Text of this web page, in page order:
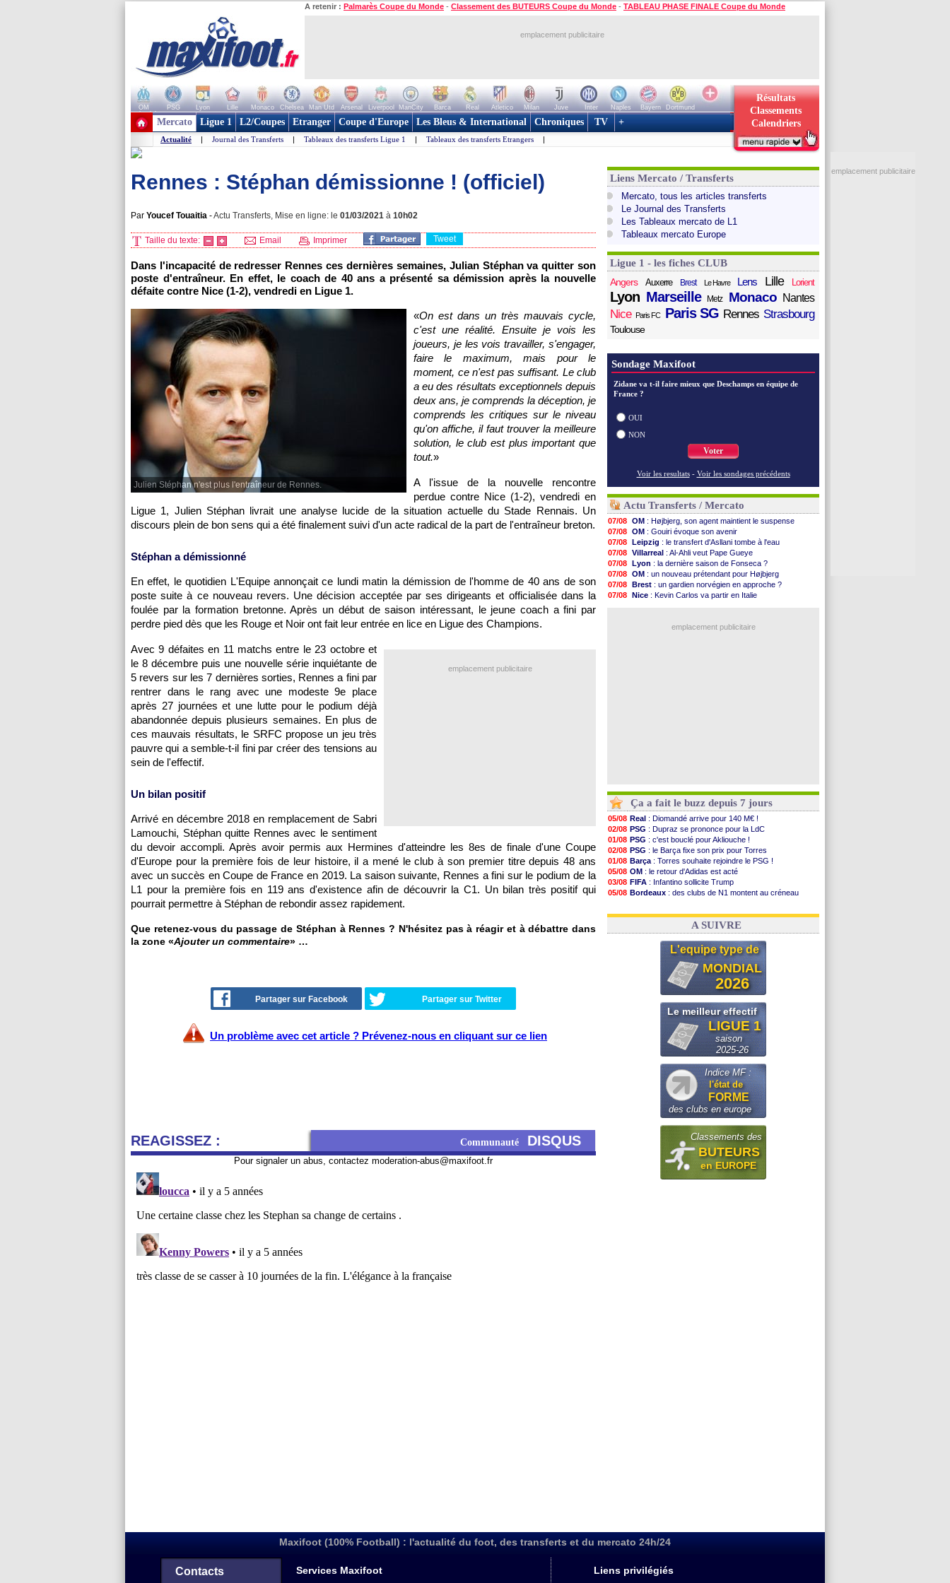
A retenir : Palmarès Coupe du Monde - Classement des BUTEURS Coupe du Monde - TABLEAU PHASE FINALE Coupe du Monde
emplacement publicitaire
OM PSG Lyon Lille Monaco Chelsea Man Utd Arsenal Liverpool ManCity Barca Real Atletico Milan Juve Inter Naples Bayern
Dortmund
+ de clubs
Résultats
Classements
Calendriers
Mercato Ligue 1 L2/Coupes Etranger Coupe d'Europe Les Bleus & International Chroniques TV +
Actualité | Journal des Transferts | Tableaux des transferts Ligue 1 | Tableaux des transferts Etrangers |
Rennes : Stéphan démissionne ! (officiel)
Par Youcef Touaitia -Actu Transferts, Mise en ligne: le 01/03/2021 à 10h02
Taille du texte: Email Imprimer Tweet
Dans l'incapacité de redresser Rennes ces dernières semaines, Julian Stéphan va quitter son
poste d'entraîneur. En effet, le coach de 40 ans a présenté sa démission après la nouvelle
défaite contre Nice (1-2), vendredi en Ligue 1.
Julien Stéphan n'est plus l'entraîneur de Rennes.
«On est dans un très mauvais cycle,
c'est une réalité. Ensuite je vois les
joueurs, je les vois travailler, s'engager,
faire le maximum, mais pour le
moment, ce n'est pas suffisant. Le club
a eu des résultats exceptionnels depuis
deux ans, je comprends la déception, je
comprends les critiques sur le niveau
qu'on affiche, il faut trouver la meilleure
solution, le club est plus important que
tout.»
A l'issue de la nouvelle rencontre
perdue contre Nice (1-2), vendredi en
Ligue 1, Julien Stéphan livrait une analyse lucide de la situation actuelle du Stade Rennais. Un
discours plein de bon sens qui a été finalement suivi d'un acte radical de la part de l'entraîneur breton.
Stéphan a démissionné
En effet, le quotidien L'Equipe annonçait ce lundi matin la démission de l'homme de 40 ans de son
poste suite à ce nouveau revers. Une décision acceptée par ses dirigeants et officialisée dans la
foulée par la formation bretonne. Après un début de saison intéressant, le jeune coach a fini par
perdre pied dès que les Rouge et Noir ont fait leur entrée en lice en Ligue des Champions.
emplacement publicitaire
Avec 9 défaites en 11 matchs entre le 23 octobre et
le 8 décembre puis une nouvelle série inquiétante de
5 revers sur les 7 dernières sorties, Rennes a fini par
rentrer dans le rang avec une modeste 9e place
après 27 journées et une lutte pour le podium déjà
abandonnée depuis plusieurs semaines. En plus de
ces mauvais résultats, le SRFC propose un jeu très
pauvre qui a semble-t-il fini par créer des tensions au
sein de l'effectif.
Un bilan positif
Arrivé en décembre 2018 en remplacement de Sabri
Lamouchi, Stéphan quitte Rennes avec le sentiment
du devoir accompli. Après avoir permis aux Hermines d'atteindre les 8es de finale d'une Coupe
d'Europe pour la première fois de leur histoire, il a mené le club à son premier titre depuis 48 ans
avec un succès en Coupe de France en 2019. La saison suivante, Rennes a fini sur le podium de la
L1 pour la première fois en 119 ans d'existence afin de découvrir la C1. Un bilan très positif qui
pourrait permettre à Stéphan de rebondir assez rapidement.
Que retenez-vous du passage de Stéphan à Rennes ? N'hésitez pas à réagir et à débattre dans
la zone «Ajouter un commentaire» …
Partager sur Facebook Partager sur Twitter
Un problème avec cet article ? Prévenez-nous en cliquant sur ce lien
REAGISSEZ : Communauté DISQUS
Pour signaler un abus, contactez moderation-abus@maxifoot.fr
Liens Mercato / Transferts
Mercato, tous les articles transferts
Le Journal des Transferts
Les Tableaux mercato de L1
Tableaux mercato Europe
Ligue 1 - les fiches CLUB
Angers
Auxerre Brest Le Havre Lens Lille Lorient
Lyon Marseille Metz Monaco Nantes
Nice Paris FC Paris SG Rennes Strasbourg
Toulouse
Sondage Maxifoot
Zidane va t-il faire mieux que Deschamps en équipe de
France ?
OUI
NON
Voter
Voir les resultats - Voir les sondages précédents
Actu Transferts / Mercato
07/08 OM : Højbjerg, son agent maintient le suspense
07/08 OM : Gouiri évoque son avenir
07/08 Leipzig : le transfert d'Asllani tombe à l'eau
07/08 Villarreal : Al-Ahli veut Pape Gueye
07/08 Lyon : la dernière saison de Fonseca ?
07/08 OM : un nouveau prétendant pour Højbjerg
07/08 Brest : un gardien norvégien en approche ?
07/08 Nice : Kevin Carlos va partir en Italie
: Mangala prêté à Getafe (officiel)
emplacement publicitaire
Ça a fait le buzz depuis 7 jours
05/08 Real : Diomandé arrive pour 140 M€ !
02/08 PSG : Dupraz se prononce pour la LdC
01/08 PSG : c'est bouclé pour Akliouche !
02/08 PSG : le Barça fixe son prix pour Torres
01/08 Barça : Torres souhaite rejoindre le PSG !
05/08 OM : le retour d'Adidas est acté
03/08 FIFA : Infantino sollicite Trump
05/08 Bordeaux : des clubs de N1 montent au créneau
03/08 Real: le démenti de Leipzig pour Diomandé
A SUIVRE
L'equipe type de
MONDIAL
2026
Le meilleur effectif
LIGUE 1
saison
2025-26
Indice MF :
l'état de
FORME
des clubs en europe
Classements des
BUTEURS
en EUROPE
emplacement publicitaire
Maxifoot (100% Football) : l'actualité du foot, des transferts et du mercato 24h/24
Contacts Services Maxifoot Liens privilégiés